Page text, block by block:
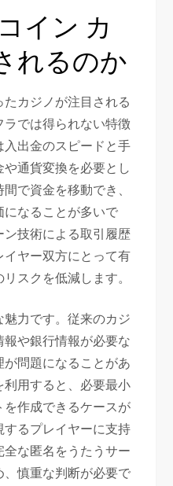
イン カ
れるのか
たカジノが注目される
では得られない特徴
出金のスピードと手
通貨変換を必要とし
で資金を移動でき、
なることが多いで
技術による取引履歴
ヤー双方にとって有
スクを低減します。
力です。従来のカジ
や銀行情報が必要な
問題になることがあ
利用すると、必要最小
作成できるケースが
るプレイヤーに支持
な匿名をうたうサー
、慎重な判断が必要で